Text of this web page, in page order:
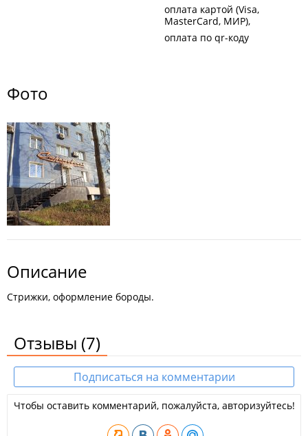
оплата картой (Visa,
MasterCard, МИР)
оплата по qr-коду
Фото
Описание
Стрижки, оформление бороды.
Отзывы (7)
Подписаться на комментарии
Чтобы оставить комментарий, пожалуйста, авторизуйтесь!